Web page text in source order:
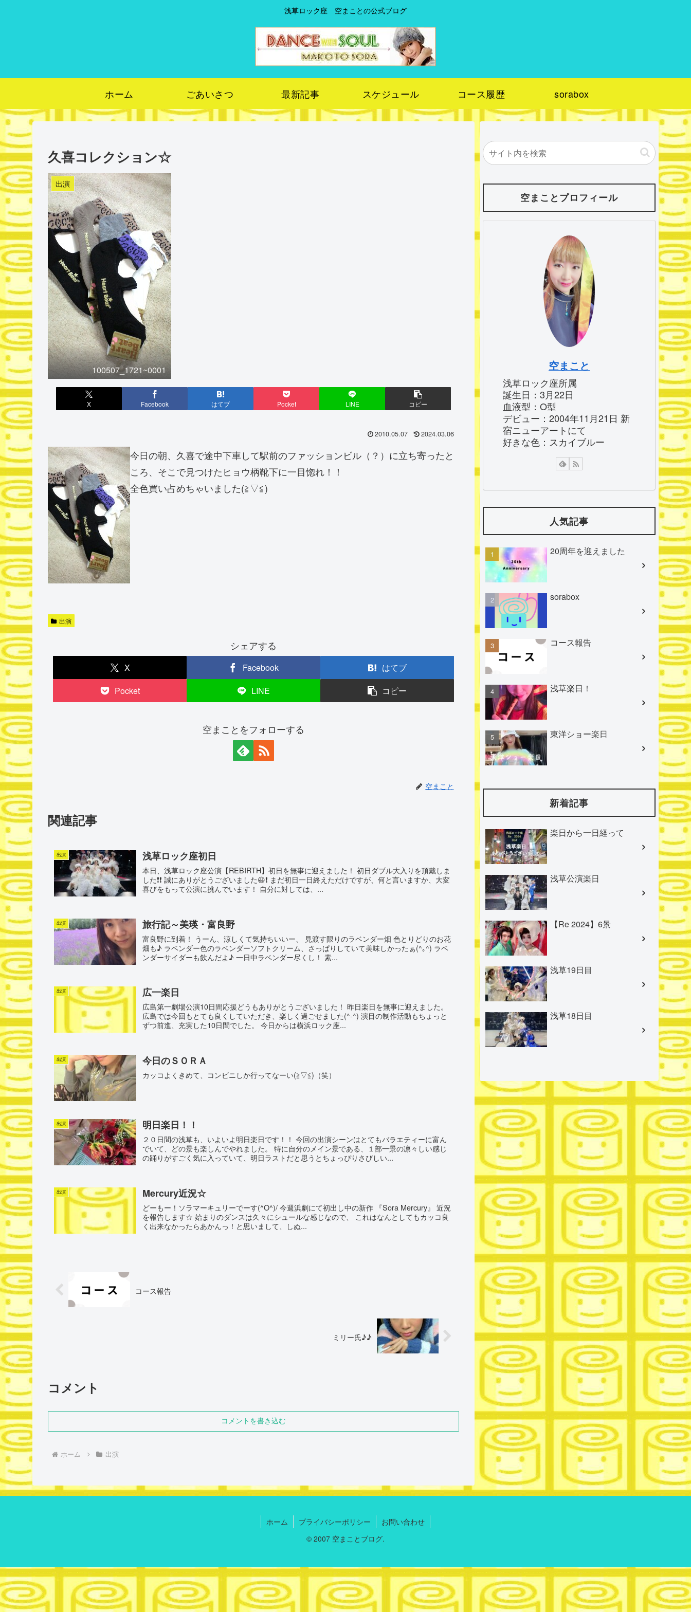
浅草ロック座 空まことの公式ブログ
ホーム ごあいさつ 最新記事 スケジュール コース履歴 sorabox
久喜コレクション☆
出演
100507_1721~0001
X Facebook はてブ Pocket LINE コピー
2010.05.07 2024.03.06
今日の朝、久喜で途中下車して駅前のファッションビル（？）に立ち寄ったと
ころ、そこで見つけたヒョウ柄靴下に一目惚れ！！
全色買い占めちゃいました(≧▽≦)
出演
シェアする
X Facebook
はてブ
Pocket
LINE コピー
空まことをフォローする
空まこと
関連記事
出演 浅草ロック座初日
本日、浅草ロック座公演【REBIRTH】初日を無事に迎えました！ 初日ダブル大入りを頂戴しま
した❗️❗️ 誠にありがとうございました😃❗️ まだ初日一日終えただけですが、何と言いますか、大変
喜びをもって公演に挑んでいます！ 自分に対しては、...
出演 旅行記～美瑛・富良野
富良野に到着！ うーん、涼しくて気持ちいいー、 見渡す限りのラベンダー畑 色とりどりのお花
畑も♪ ラベンダー色のラベンダーソフトクリーム、さっぱりしていて美味しかったぁ(^｡^) ラベ
ンダーサイダーも飲んだよ♪ 一日中ラベンダー尽くし！ 素...
出演 広一楽日
広島第一劇場公演10日間応援どうもありがとうございました！ 昨日楽日を無事に迎えました。
広島では今回もとても良くしていただき、楽しく過ごせました(^-^) 演目の制作活動もちょっと
ずつ前進、充実した10日間でした。 今日からは横浜ロック座...
出演 今日のＳＯＲＡ
カッコよくきめて、コンビニしか行ってなーい(≧▽≦)（笑）
出演 明日楽日！！
２０日間の浅草も、いよいよ明日楽日です！！ 今回の出演シーンはとてもバラエティーに富ん
でいて、どの景も楽しんでやれました。 特に自分のメイン景である、１部一景の凛々しい感じ
の踊りがすごく気に入っていて、明日ラストだと思うとちょっぴりさびしい...
出演 Mercury近況☆
どーもー！ソラマーキュリーでーす(^O^)/ 今週浜劇にて初出し中の新作 『Sora Mercury』 近況
を報告します☆ 始まりのダンスは久々にシュールな感じなので、 これはなんとしてもカッコ良
く出来なかったらあかんっ！と思いまして、しぬ...
コース報告
ミリー氏♪♪
コメント
コメントを書き込む
ホーム 出演
空まことプロフィール
空まこと
浅草ロック座所属
誕生日：3月22日
血液型：O型
デビュー：2004年11月21日 新
宿ニューアートにて
好きな色：スカイブルー
人気記事
20周年を迎えました
sorabox
コース報告
浅草楽日！
東洋ショー楽日
新着記事
楽日から一日経って
浅草公演楽日
【Re 2024】6景
浅草19日目
浅草18日目
ホーム プライバシーポリシー
お問い合わせ
© 2007 空まことブログ.